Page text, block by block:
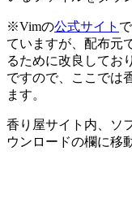
※Vimの公式サイト
ていますが、配布元
るために改良してお
ですので、ここでは
ます。
香り屋サイト内、ソ
ウンロードの欄に移